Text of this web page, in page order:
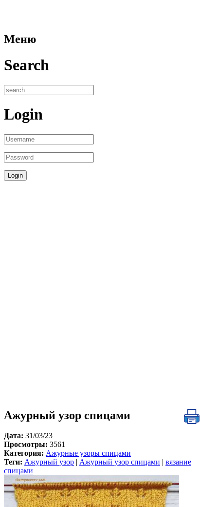
Меню
Search
Login
Ажурный узор спицами
Дата: 31/03/23
Просмотры: 3561
Категория: Ажурные узоры спицами
Теги: Ажурный узор Ажурный узор спицами
вязание
спицами